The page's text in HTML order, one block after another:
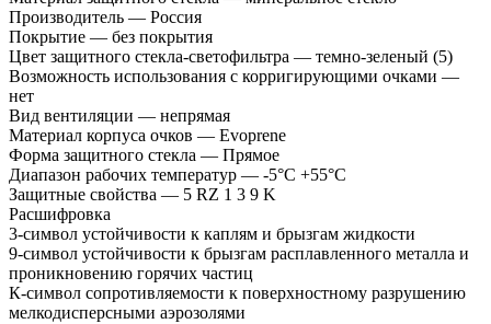
Производитель — Россия
Покрытие — без покрытия
Цвет защитного стекла-светофильтра — темно-зеленый (5)
Возможность использования с корригирующими очками —
нет
Вид вентиляции — непрямая
Материал корпуса очков — Evoprene
Форма защитного стекла — Прямое
Диапазон рабочих температур — -5°C +55°C
Защитные свойства — 5 RZ 1 3 9 K
Расшифровка
3-символ устойчивости к каплям и брызгам жидкости
9-символ устойчивости к брызгам расплавленного металла и
проникновению горячих частиц
К-символ сопротивляемости к поверхностному разрушению
мелкодисперсными аэрозолями